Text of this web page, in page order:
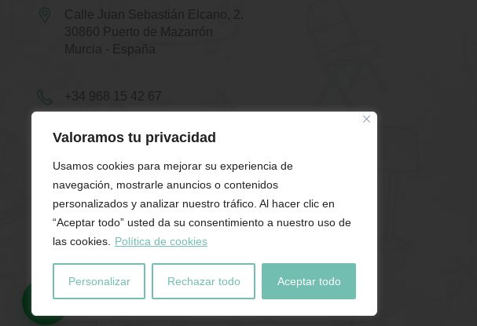
Valoramos tu privacidad
Usamos cookies para mejorar su experiencia de
navegación, mostrarle anuncios o contenidos
personalizados y analizar nuestro tráfico. Al hacer clic en
“Aceptar todo” usted da su consentimiento a nuestro uso de
las cookies.
Política de cookies
Personalizar Rechazar todo Aceptar todo
Calle Juan Sebastián Elcano, 2.
30860 Puerto de Mazarrón
Murcia - España
+34 968 15 42 67
+34 679 90 75 00
hola@elportillodecoracion.es
Atención a Cliente